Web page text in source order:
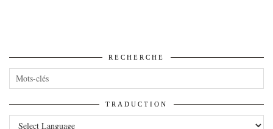
RECHERCHE
TRADUCTION